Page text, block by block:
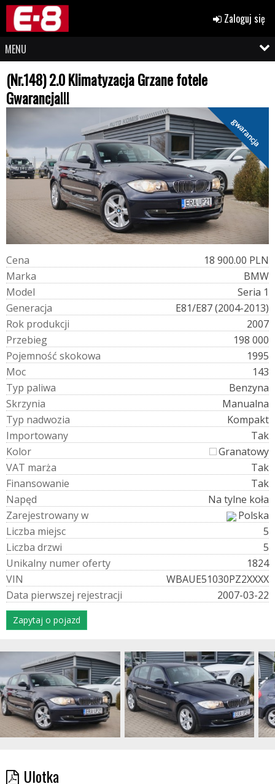
Zaloguj się
MENU
(Nr.148) 2.0 Klimatyzacja Grzane fotele
Gwarancja!!!
gwarancja
Cena
18 900.00 PLN
Marka
BMW
Model
Seria 1
Generacja
E81/E87 (2004-2013)
Rok produkcji
2007
Przebieg
198 000
Pojemność skokowa
1995
Moc
143
Typ paliwa
Benzyna
Skrzynia
Manualna
Typ nadwozia
Kompakt
Importowany
Tak
Kolor
Granatowy
VAT marża
Tak
Finansowanie
Tak
Napęd
Na tylne koła
Zarejestrowanyw
Polska
Liczba miejsc
5
Liczba drzwi
5
Unikalny numeroferty
1824
VIN
WBAUE51030PZ2XXXX
Data pierwszej rejestracji 2007-03-22
Zapytaj o pojazd
Ulotka